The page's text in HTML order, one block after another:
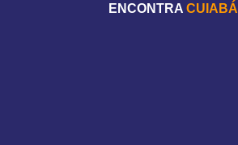
ENCONTRA CUIABÁ